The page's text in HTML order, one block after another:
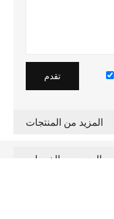
تقدم
المزيد من المنتجات
المزيد من الخدمات